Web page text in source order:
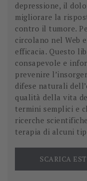
depressione, il
migliorare la
contro il tumore.
circolano nel Web
efficacia. Questo
consapevole e
prevenire
difese naturali
qualità della vita
termini semplici e
ricerche
terapia di alcuni
SCARICA